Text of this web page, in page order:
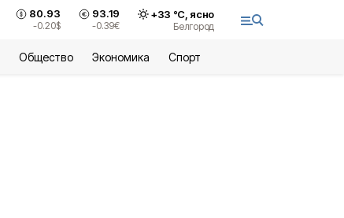
80.93
-0.20$
93.19
-0.39€
+33 °С, ясно
Белгород
Общество Экономика Спорт